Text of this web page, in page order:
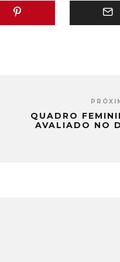
QUADRO
AVALIADO NO